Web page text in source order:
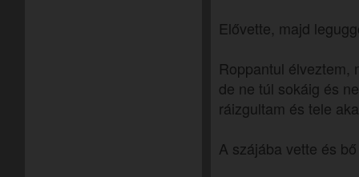
Elővette, majd
Roppantul élveztem,
de ne túl sokáig és
ráizgultam és tele
A szájába vette és